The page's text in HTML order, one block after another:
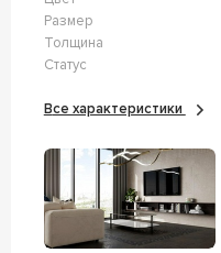
Размер
Толщина
Статус
Все характеристики